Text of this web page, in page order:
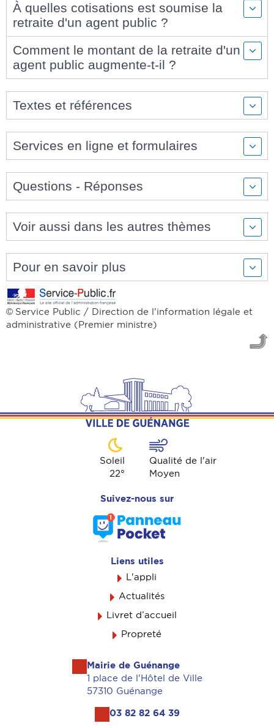
À quelles cotisations est soumise la
retraite d'un agent public ?
Comment le montant de la retraite d'un
agent public augmente-t-il ?
Textes et références
Services en ligne et formulaires
Questions - Réponses
Voir aussi dans les autres thèmes
Pour en savoir plus
© Service Public / Direction de l'information légale et
administrative (Premier ministre)
Soleil
22°
Qualité de l'air
Moyen
Suivez-nous sur
Liens utiles
L'appli
Actualités
Livret d’accueil
Propreté
Mairie de Guénange
1 place de l'Hôtel de Ville
57310 Guénange
03 82 82 64 39